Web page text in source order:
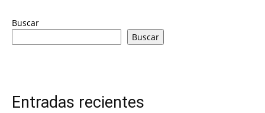
Buscar
Buscar
Entradas recientes